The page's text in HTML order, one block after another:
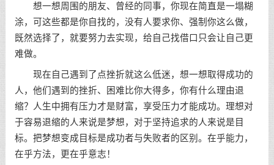
想一想周围的朋友、曾经的同事，你现在简直是一塌糊
涂，可这些都是你自找的，没有人要求你、强制你这么做，
既然选择了，就要努力去实现，给自己找借口只会让自己更
难做。
现在自己遇到了点挫折就这么低迷，想一想取得成功的
人，他们遇到的挫折、困难比你大得多，你有什么理由退
缩？人生中拥有压力才是财富，享受压力才能成功。理想对
于容易退缩的人来说是梦想，对于坚持追求的人来说是目
标。把梦想变成目标是成功者与失败者的区别。在乎能力，
在乎方法，更在乎意志！